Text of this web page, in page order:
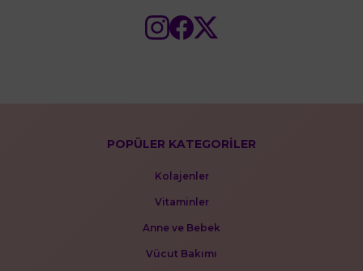
POPÜLER KATEGORİLER
Kolajenler
Vitaminler
Anne ve Bebek
Vücut Bakımı